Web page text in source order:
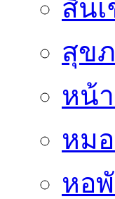
สิน
สุข
หน้
หม
หอ